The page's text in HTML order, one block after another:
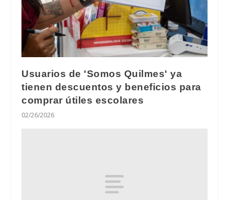
Usuarios de 'Somos Quilmes' ya
tienen descuentos y beneficios para
comprar útiles escolares
02/26/2026